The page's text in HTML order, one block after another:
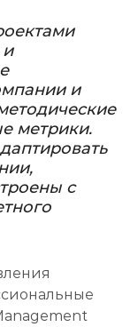
и
метрики.
с